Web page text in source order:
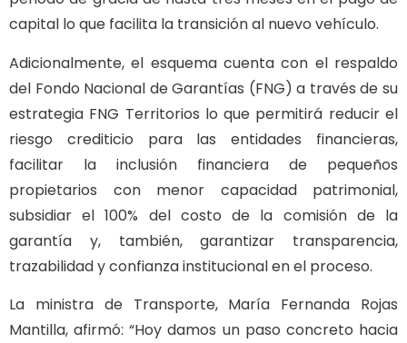
capital lo que facilita la transición al nuevo vehículo.
Adicionalmente, el esquema cuenta con el respaldo
del Fondo Nacional de Garantías (FNG) a través de su
estrategia FNG Territorios lo que permitirá reducir el
riesgo crediticio para las entidades financieras,
facilitar la inclusión financiera de pequeños
propietarios con menor capacidad patrimonial,
subsidiar el 100% del costo de la comisión de la
garantía y, también, garantizar transparencia,
trazabilidad y confianza institucional en el proceso.
La ministra de Transporte, María Fernanda Rojas
Mantilla, afirmó: “Hoy damos un paso concreto hacia